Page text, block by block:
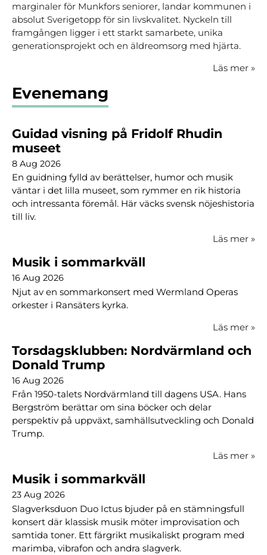
marginaler för Munkfors seniorer, landar kommunen i
absolut Sverigetopp för sin livskvalitet. Nyckeln till
framgången ligger i ett starkt samarbete, unika
generationsprojekt och en äldreomsorg med hjärta.
Läs mer »
Evenemang
Guidad visning på Fridolf Rhudin
museet
8 Aug 2026
En guidning fylld av berättelser, humor och musik
väntar i det lilla museet, som rymmer en rik historia
och intressanta föremål. Här väcks svensk nöjeshistoria
till liv.
Läs mer »
Musik i sommarkväll
16 Aug 2026
Njut av en sommarkonsert med Wermland Operas
orkester i Ransäters kyrka.
Läs mer »
Torsdagsklubben: Nordvärmland och
Donald Trump
16 Aug 2026
Från 1950-talets Nordvärmland till dagens USA. Hans
Bergström berättar om sina böcker och delar
perspektiv på uppväxt, samhällsutveckling och Donald
Trump.
Läs mer »
Musik i sommarkväll
23 Aug 2026
Slagverksduon Duo Ictus bjuder på en stämningsfull
konsert där klassisk musik möter improvisation och
samtida toner. Ett färgrikt musikaliskt program med
marimba, vibrafon och andra slagverk.